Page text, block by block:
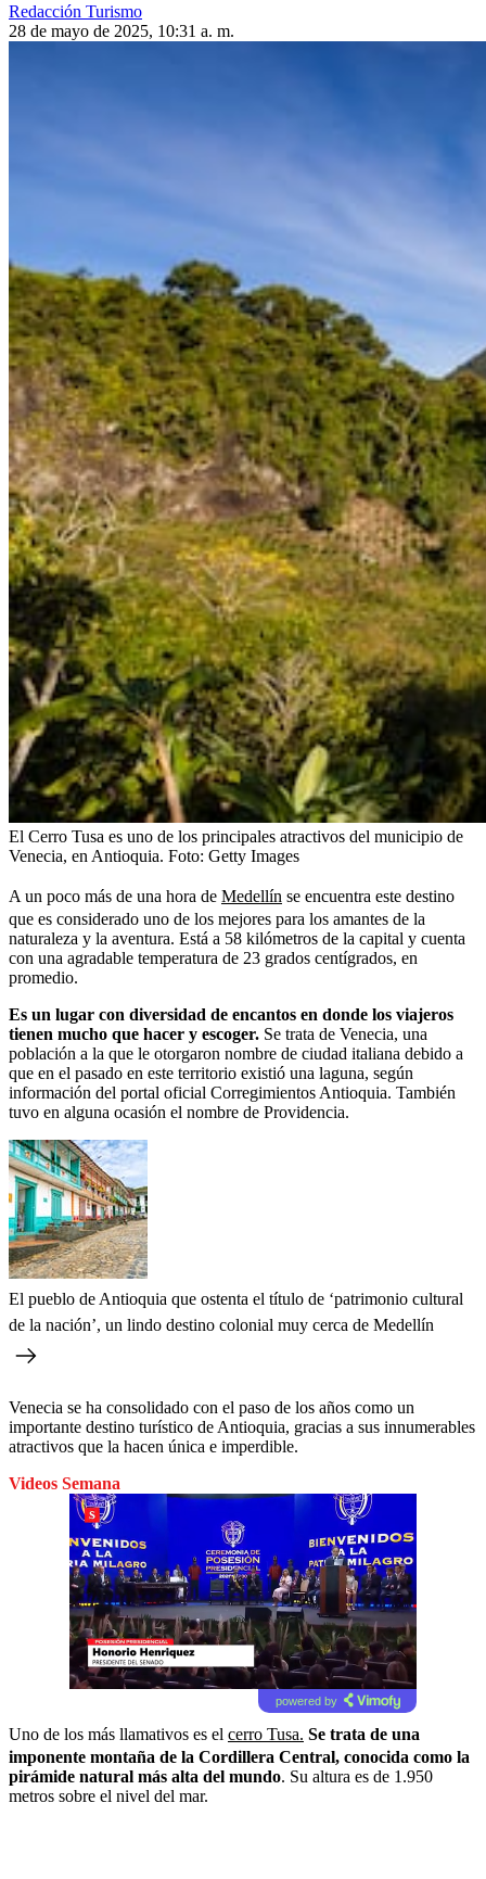
Redacción Turismo
28 de mayo de 2025, 10:31 a. m.
El Cerro Tusa es uno de los principales atractivos del municipio de
Venecia, en Antioquia. Foto: Getty Images
A un poco más de una hora de Medellín se encuentra este destino
que es considerado uno de los mejores para los amantes de la
naturaleza y la aventura. Está a 58 kilómetros de la capital y cuenta
con una agradable temperatura de 23 grados centígrados, en
promedio.
Es un lugar con diversidad de encantos en donde los viajeros
tienen mucho que hacer y escoger. Se trata de Venecia, una
población a la que le otorgaron nombre de ciudad italiana debido a
que en el pasado en este territorio existió una laguna, según
información del portal oficial Corregimientos Antioquia. También
tuvo en alguna ocasión el nombre de Providencia.
El pueblo de Antioquia que ostenta el título de ‘patrimonio cultural
de la nación’, un lindo destino colonial muy cerca de Medellín
Venecia se ha consolidado con el paso de los años como un
importante destino turístico de Antioquia, gracias a sus innumerables
atractivos que la hacen única e imperdible.
Videos Semana
powered by
Uno de los más llamativos es el cerro Tusa. Se trata de una
imponente montaña de la Cordillera Central, conocida como la
pirámide natural más alta del mundo. Su altura es de 1.950
metros sobre el nivel del mar.